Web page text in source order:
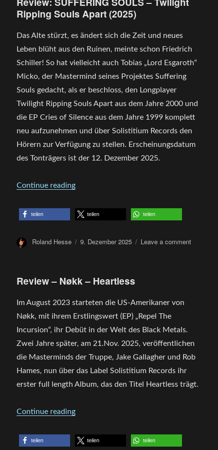
A
Ripping Souls Apart (2025)
Das Alte stürzt, es ändert sich die Zeit und neues
Leben blüht aus den Ruinen, meinte schon Friedrich
Schiller! So hat vielleicht auch Tobias „Lord Esgaroth“
Micko, der Mastermind seines Projektes Suffering
Souls gedacht, als er beschloss, den Longplayer
Twilight Ripping Souls Apart aus dem Jahre 2000 und
die EP Cries of Silence aus dem Jahre 1999 komplett
neu aufzunehmen und über Solistitium Records den
Hörern zur Verfügung zu stellen. Erscheinungsdatum
des Tonträgers ist der 12. Dezember 2025.
Continue reading„Review: SUFFERING SOULS – Twilight
teilen teilen teilen
Author
Roland Hesse
Posted
9. Dezember 2025 Leave a commenton
Review – Nøkk – Heartless
Im August 2023 starteten die US-Amerikaner von
Nøkk, mit ihrem Erstlingswert (EP) „Repel The
Incursion“, ihr Debüt in der Welt des Black Metals.
Zwei Jahre später, am 21.Nov. 2025, veröffentlichen
die Masterminds der Truppe, Jake Gallagher und Rob
Hames, nun über das Label Solistitium Records ihr
erster full length Album, das den Titel Heartless trägt.
Continue reading„Review – Nøkk – Heartless“
teilen teilen teilen